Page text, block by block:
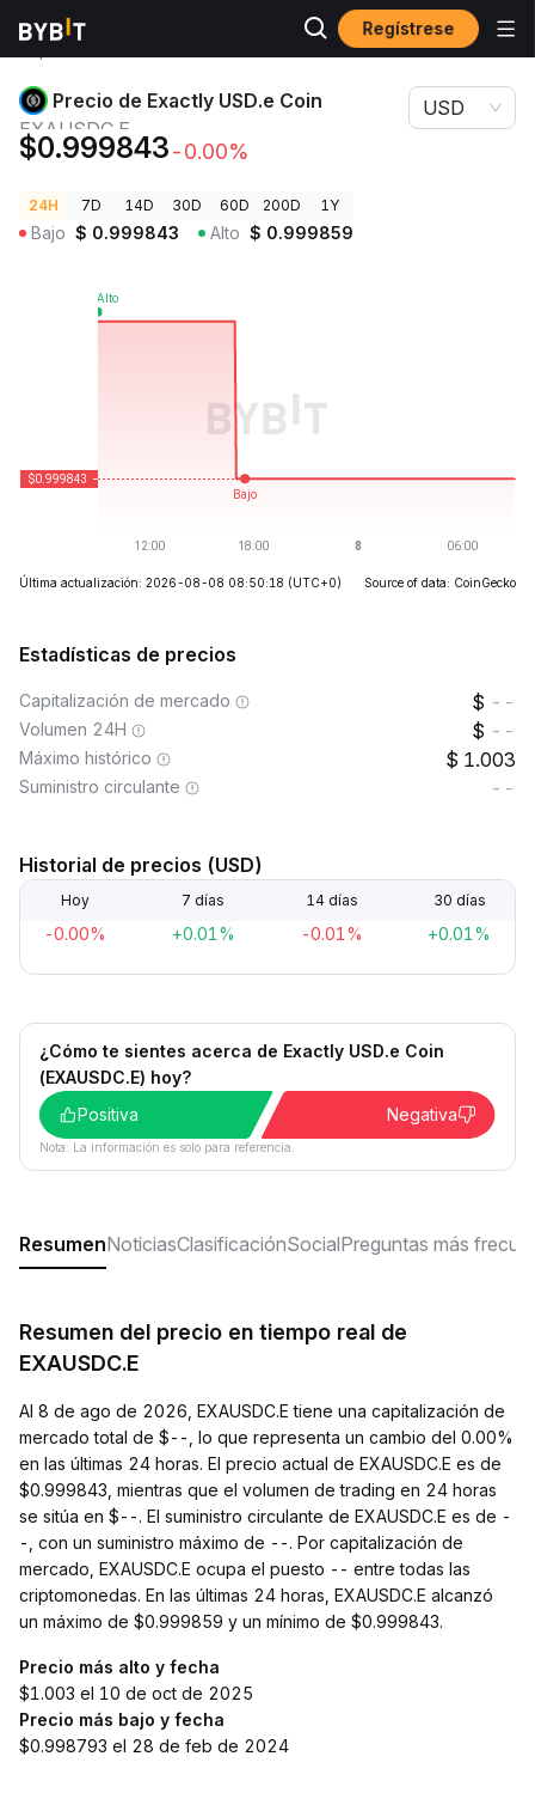
Regístrese
Precios de
Precio de Exactly USD.e Coin
Precio de Exactly USD.e Coin
EXAUSDC.E
$0.999843-0.00%
USD
24H 7D 14D 30D 60D 200D 1Y
Bajo $ 0.999843 Alto $ 0.999859
Última actualización: 2026-08-08 08:50:18 (UTC+0) Source of data: CoinGecko
Estadísticas de precios
Capitalización de mercado --
Volumen 24H --
Máximo histórico 1.003
Suministro circulante --
Historial de precios (USD)
Hoy 7 días 14 días 30 días
-0.00% +0.01% -0.01% +0.01%
¿Cómo te sientes acerca de Exactly USD.e Coin
(EXAUSDC.E) hoy?
Positiva
Negativa
Nota: La información es solo para referencia.
ResumenNoticiasClasificaciónSocialPreguntas más
Resumen del precio en tiempo real de
EXAUSDC.E
Al 8 de ago de 2026, EXAUSDC.E tiene una capitalización de
mercado total de $--, lo que representa un cambio del 0.00%
en las últimas 24 horas. El precio actual de EXAUSDC.E es de
$0.999843, mientras que el volumen de trading en 24 horas
se sitúa en $--. El suministro circulante de EXAUSDC.E es de -
-, con un suministro máximo de --. Por capitalización de
mercado, EXAUSDC.E ocupa el puesto -- entre todas las
criptomonedas. En las últimas 24 horas, EXAUSDC.E alcanzó
un máximo de $0.999859 y un mínimo de $0.999843.
Precio más alto y fecha
$1.003 el 10 de oct de 2025
Precio más bajo y fecha
$0.998793 el 28 de feb de 2024